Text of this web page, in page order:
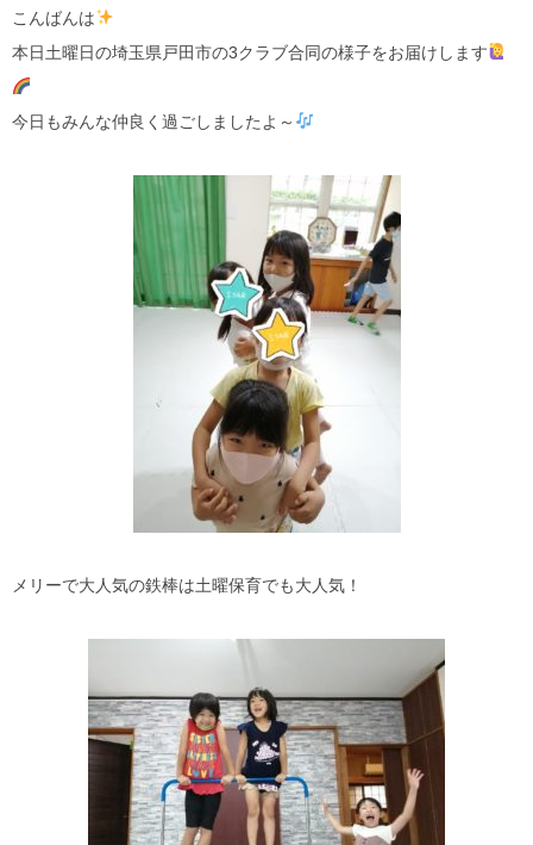
こんばんは
本日土曜日の埼玉県戸田市の3クラブ合同の様子をお届けします
今日もみんな仲良く過ごしましたよ～
メリーで大人気の鉄棒は土曜保育でも大人気！